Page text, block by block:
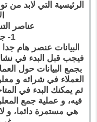
الرئيسية التي لابد من
عناصر
1- جمع البيانات
البيانات عنصر هام
فيجب قبل البدء في
بجمع البيانات حول
العملاء في شرائه و
ثم يمكنك البدء في
فيه، و عملية جمع
هي مستمرة دائما، و